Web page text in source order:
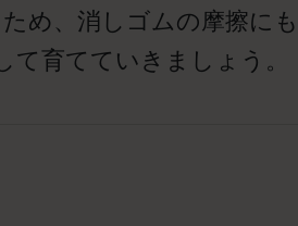
め、消しゴムの摩擦にも
育てていきましょう。